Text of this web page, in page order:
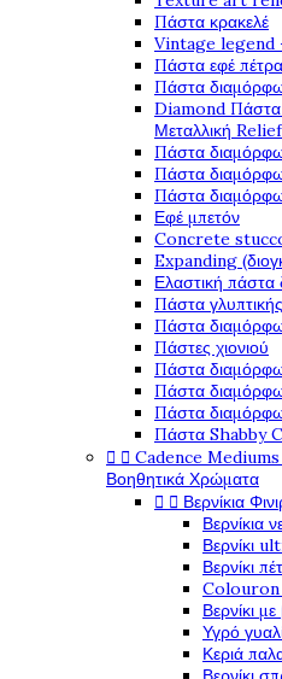
Πάστα κρακελέ
Vintage legend -
Πάστα εφέ
Πάστα
Diamond
Μεταλλική
Πάστα
Πάστα
Πάστα
Εφέ μπετόν
Concrete
Expanding
Ελαστική
Πάστα
Πάστα
Πάστες χιονιού
Πάστα
Πάστα
Πάστα
Πάστα Shabby
  Cadence
Βοηθητικά Χρώματα
  Βερνίκια
Βερνίκια
Βερνίκι
Βερνίκι
Colouron
Βερνίκι
Υγρό
Κεριά